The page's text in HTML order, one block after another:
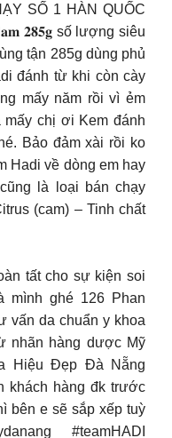
SỐ 1 HÀN QUỐC
𝟐𝟖𝟓𝐠 số lượng siêu
tận 285g dùng phủ
đánh từ khi còn cày
mấy năm rồi vì ẻm
mấy chị ơi Kem đánh
Bảo đảm xài rồi ko
Hadi về dòng em hay
là loại bán chạy
(cam) – Tinh chất
tất cho sự kiện soi
mình ghé 126 Phan
vấn da chuẩn y khoa
nhãn hàng dược Mỹ
Hiệu Đẹp Đà Nẵng
khách hàng đk trước
bên e sẽ sắp xếp tuỳ
#teamHADI